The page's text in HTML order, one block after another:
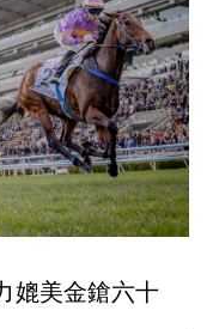
媲美金鎗六十